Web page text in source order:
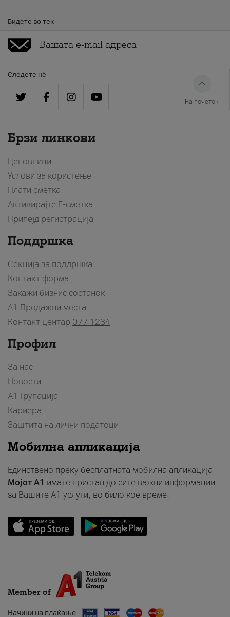
Бидете во тек
Следете нè
На почеток
Брзи линкови
Ценовници
Услови за користење
Плати сметка
Активирајте Е-сметка
Припејд регистрација
Поддршка
Секција за поддршка
Контакт форма
Закажи бизнис состанок
A1 Продажни места
Контакт центар 077 1234
Профил
За нас
Новости
А1 Групација
Кариера
Заштита на лични податоци
Мобилна апликација
Единствено преку бесплатната мобилна апликација
Мојот A1 имате пристап до сите важни информации
за Вашите A1 услуги, во било кое време.
Member of
Начини на плаќање